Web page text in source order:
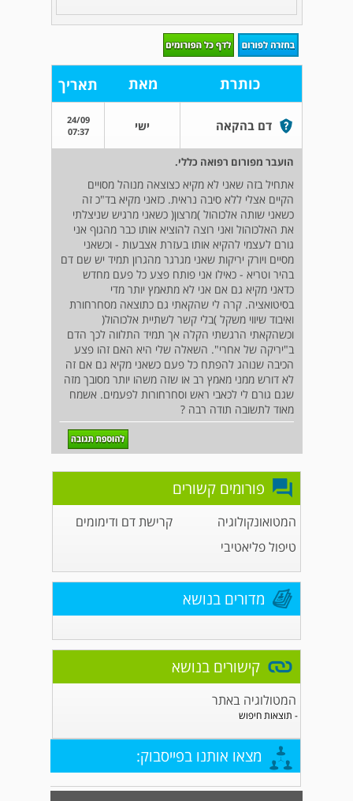
כותרת מאת תאריך
דם בהקאה ישי
24/09
07:37
הועבר מפורום רפואה כללי.
אתחיל בזה שאני לא מקיא כצוצאה מנוהל מסויים
הקיים אצלי ללא סיבה נראית. כזאני מקיא בד"כ זה
כשאני שותה אלכוהול )מרצון( כשאני מרגיש שניצלתי
את האלכוהול ואני רוצה להוציא אותו כבר מהגוף אני
גורם לעצמי להקיא אותו בעזרת אצבעות - וכשאני
מסיים ויורק יריקות שאני מגרגר מהגרון תמיד יש שם דם
בהיר וטריא - כאילו אני פותח פצע כל פעם מחדש
כדאני מקיא גם אם אני לא מתאמץ יותר מדי
בסיטואציה. קרה לי שהקאתי גם כתוצאה מסחרחורת
ואיבוד שיווי משקל )בלי קשר לשתיית אלכוהול(
וכשהקאתי הרגשתי הקלה אך תמיד התלווה לכך הדם
ב"יריקה של אחרי". השאלה שלי היא האם זהו פצע
הכיבה שנוהג להפתח כל פעם כשאני מקיא גם אם זה
לא דורש ממני מאמץ רב או שזה משהו יותר מסובך מזה
שגם גורם לי לכאבי ראש וסחרחורות לפעמים. אשמח
מאוד לתשובה תודה רבה ?
פורומים קשורים
המטואונקולוגיה
קרישת דם ודימומים
טיפול פליאטיבי
מדורים בנושא
קישורים בנושא
המטולוגיה באתר
- תוצאות חיפוש
מצאו אותנו בפייסבוק: